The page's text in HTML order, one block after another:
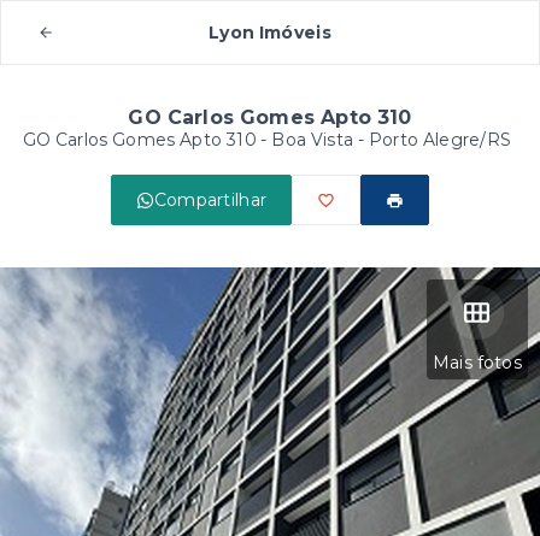
Lyon Imóveis
GO Carlos Gomes Apto 310
GO Carlos Gomes Apto 310 - Boa Vista - Porto Alegre/RS
Compartilhar
Mais fotos